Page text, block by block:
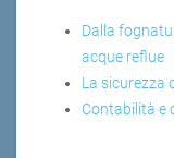
Dalla
acque reflue
La sicurezza
Contabilità e